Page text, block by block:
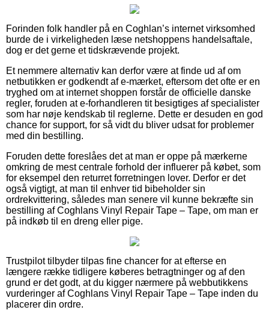
Forinden folk handler på en Coghlan’s internet virksomhed
burde de i virkeligheden læse netshoppens handelsaftale,
dog er det gerne et tidskrævende projekt.
Et nemmere alternativ kan derfor være at finde ud af om
netbutikken er godkendt af e-mærket, eftersom det ofte er en
tryghed om at internet shoppen forstår de officielle danske
regler, foruden at e-forhandleren tit besigtiges af specialister
som har nøje kendskab til reglerne. Dette er desuden en god
chance for support, for så vidt du bliver udsat for problemer
med din bestilling.
Foruden dette foreslåes det at man er oppe på mærkerne
omkring de mest centrale forhold der influerer på købet, som
for eksempel den returret forretningen lover. Derfor er det
også vigtigt, at man til enhver tid bibeholder sin
ordrekvittering, således man senere vil kunne bekræfte sin
bestilling af Coghlans Vinyl Repair Tape – Tape, om man er
på indkøb til en dreng eller pige.
Trustpilot tilbyder tilpas fine chancer for at efterse en
længere række tidligere køberes betragtninger og af den
grund er det godt, at du kigger nærmere på webbutikkens
vurderinger af Coghlans Vinyl Repair Tape – Tape inden du
placerer din ordre.